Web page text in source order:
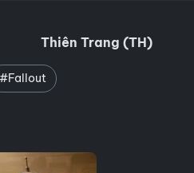
Thiên Trang (TH)